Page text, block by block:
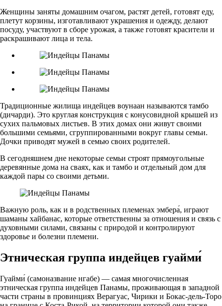
Женщины заняты домашним очагом, растят детей, готовят еду,
плетут корзины, изготавливают украшения и одежду, делают
посуду, участвуют в сборе урожая, а также готовят красители и
раскрашивают лица и тела.
Традиционные жилища индейцев воунаан называются тамбо
(дичарди). Это круглая конструкция с конусовидной крышей из
сухих пальмовых листьев. В этих домах они живут своими
большими семьями, сгруппированными вокруг главы семьи.
Дочки приводят мужей в семью своих родителей.
В сегодняшнем дне некоторые семьи строят прямоугольные
деревянные дома на сваях, как и тамбо и отдельный дом для
каждой пары со своими детьми.
Важную роль, как и в родственных племенах эмбера́, играют
шаманы хайбанас, которые ответственны за отношения и связь с
духовными силами, связаны с природой и контролируют
здоровье и болезни племени.
Этническая группа индейцев гуайми́
Гуайми́ (самоназвание нгабе) — самая многочисленная
этническая группа индейцев Панамы, проживающая в западной
части страны в провинциях Верагуас, Чирики и Бокас-дель-Торо